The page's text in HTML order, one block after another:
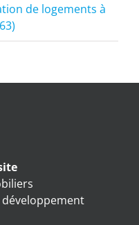
de logements à
développement